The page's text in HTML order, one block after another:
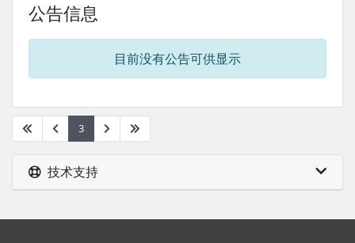
公告信息
目前没有公告可供显示
3
技术支持